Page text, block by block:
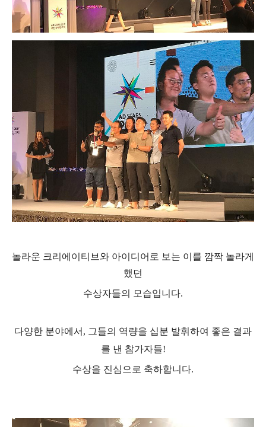
놀라운 크리에이티브와 아이디어로 보는 이를 깜짝 놀라게
했던
수상자들의 모습입니다.
다양한 분야에서 , 그들의 역량을 십분 발휘하여 좋은 결과
를 낸 참가자들!
수상을 진심으로 축하합니다.